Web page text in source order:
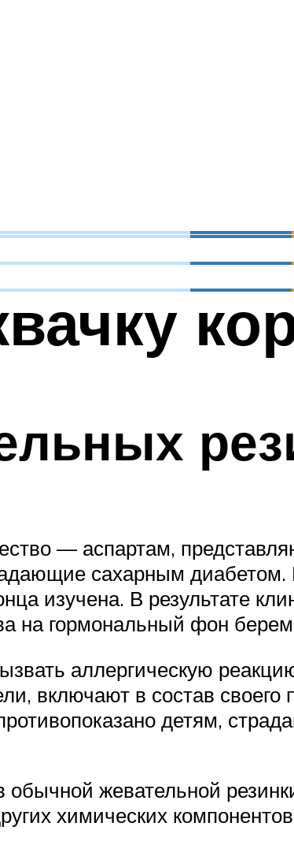
— аспартам,
сахарным диабетом.
изучена. В результате
на гормональный фон
аллергическую
включают в состав
детям,
жевательной
химических